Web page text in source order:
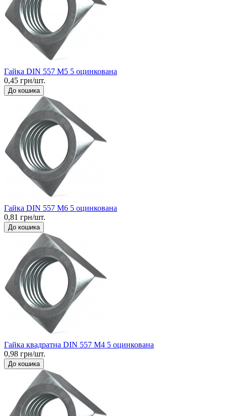
Гайка DIN 557 М5 5 оцинкована
0,45 грн/шт.
До кошика
Гайка DIN 557 М6 5 оцинкована
0,81 грн/шт.
До кошика
Гайка квадратна DIN 557 М4 5 оцинкована
0,98 грн/шт.
До кошика